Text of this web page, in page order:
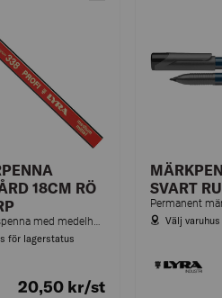
18CM RÖ
för lagerstatus
20,50 kr/st
SVART
Välj